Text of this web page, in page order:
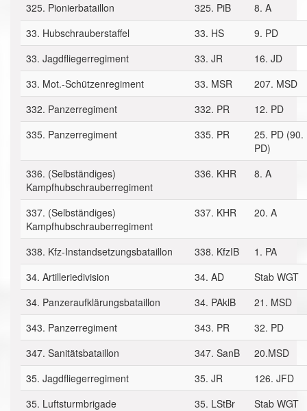
325. Pionierbataillon
325. PiB
8. A
33. Hubschrauberstaffel
33. HS
9. PD
33. Jagdfliegerregiment
33. JR
16. JD
33. Mot.-Schützenregiment
33. MSR
207. MSD
332. Panzerregiment
332. PR
12. PD
335. Panzerregiment
335. PR
25. PD (90.
PD)
336. (Selbständiges)
Kampfhubschrauberregiment
336. KHR 8. A
337. (Selbständiges)
Kampfhubschrauberregiment
337. KHR 20. A
338. Kfz-Instandsetzungsbataillon 338. KfzIB
1. PA
34. Artilleriedivision
34. AD
Stab WGT
34. Panzeraufklärungsbataillon
34. PAklB
21. MSD
343. Panzerregiment
343. PR
32. PD
347. Sanitätsbataillon
347. SanB
20.MSD
35. Jagdfliegerregiment
35. JR
126. JFD
35. Luftsturmbrigade
35. LStBr
Stab WGT